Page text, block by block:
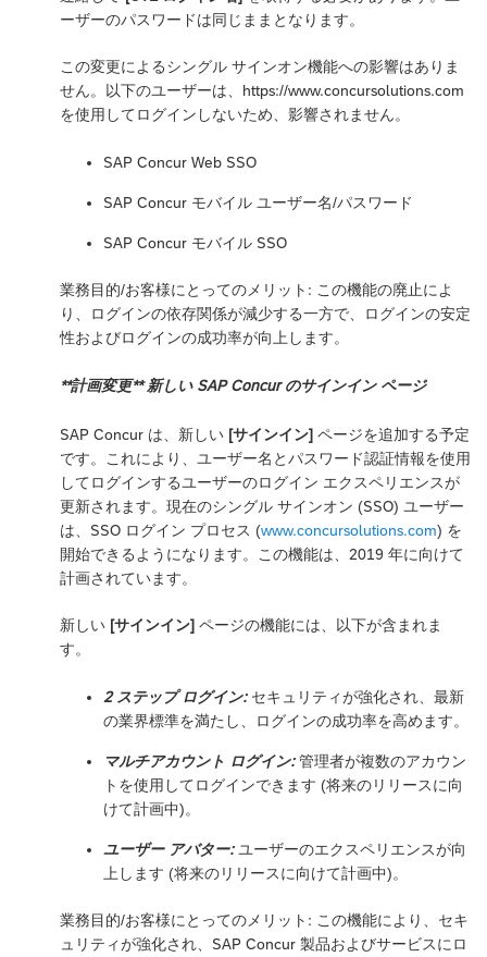
ーザーのパスワードは同じままとなります。
この変更によるシングル サインオン機能への影響はありま
せん。以下のユーザーは、https://www.concursolutions.com
を使用してログインしないため、影響されません。
SAP Concur Web SSO
SAP Concur モバイル ユーザー名/パスワード
SAP Concur モバイル SSO
業務目的/お客様にとってのメリット: この機能の廃止によ
り、ログインの依存関係が減少する一方で、ログインの安定
性およびログインの成功率が向上します。
**計画変更** 新しい SAP Concur のサインイン ページ
SAP Concur は、新しい [サインイン] ページを追加する予定
です。これにより、ユーザー名とパスワード認証情報を使用
してログインするユーザーのログイン エクスペリエンスが
更新されます。現在のシングル サインオン (SSO) ユーザー
は、SSO ログイン プロセス (www.concursolutions.com) を
開始できるようになります。この機能は、2019 年に向けて
計画されています。
新しい [サインイン] ページの機能には、以下が含まれま
す。
2 ステップ ログイン:セキュリティが強化され、最新
の業界標準を満たし、ログインの成功率を高めます。
マルチアカウント ログイン:管理者が複数のアカウン
トを使用してログインできます (将来のリリースに向
けて計画中)。
ユーザー アバター:ユーザーのエクスペリエンスが向
上します (将来のリリースに向けて計画中)。
業務目的/お客様にとってのメリット: この機能により、セキ
ュリティが強化され、SAP Concur 製品およびサービスにロ